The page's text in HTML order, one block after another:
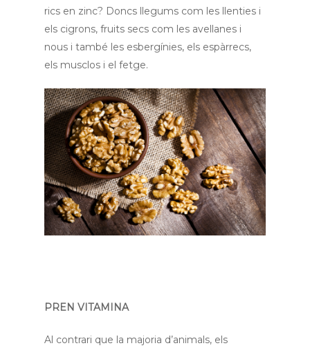
rics en zinc? Doncs llegums com les llenties i
els cigrons, fruits secs com les avellanes i
nous i també les esbergínies, els espàrrecs,
els musclos i el fetge.
PREN VITAMINA
Al contrari que la majoria d’animals, els